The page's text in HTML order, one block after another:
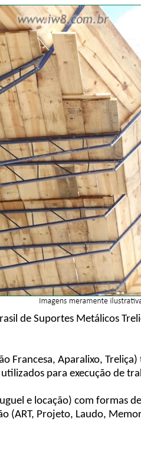
de Suportes Metálicos
Francesa, Aparalixo,
para execução de
e locação) com formas
(ART, Projeto, Laudo,